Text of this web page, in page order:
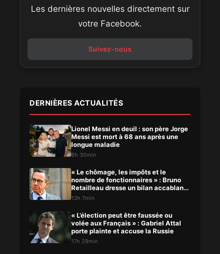
Les dernières nouvelles directement sur
votre Facebook.
Suivez-nous
DERNIÈRES ACTUALITÉS
Lionel Messi en deuil : son père Jorge
Messi est mort à 68 ans après une
longue maladie
8h 30min
« Le chômage, les impôts et le
nombre de fonctionnaires » : Bruno
Retailleau dresse un bilan accablant
du macronisme
13h 7min
« L’élection peut être faussée ou
volée aux Français » : Gabriel Attal
porte plainte et accuse la Russie
17h 29min